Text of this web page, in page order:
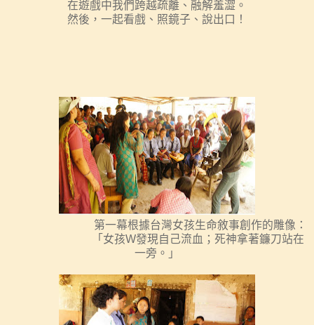
在遊戲中我們跨越疏離、融解羞澀。
然後，一起看戲、照鏡子、說出口！
第一幕根據台灣女孩生命敘事創作的雕像：
「女孩W發現自己流血；死神拿著鐮刀站在
一旁。」